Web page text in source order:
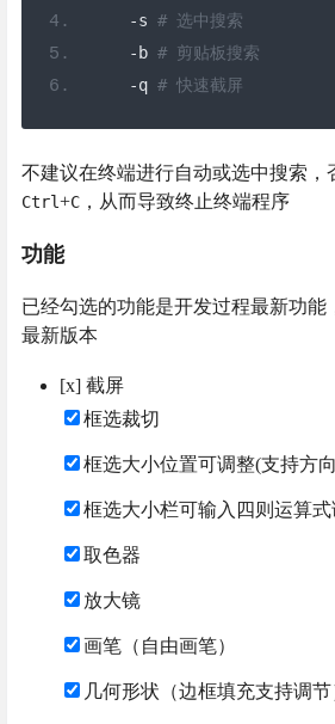
-s # 选中搜索
- b # 剪贴板搜索
-q # 快速截屏
不建议在终端进行自动或选中搜索，
Ctrl+C ，从而导致终止终端程序
功能
已经勾选的功能是开发过程最新功能
最新版本
[x] 截屏
框选裁切
框选大小位置可调整(支持方
框选大小栏可输入四则运算
取色器
放大镜
画笔（自由画笔）
几何形状（边框填充支持调节